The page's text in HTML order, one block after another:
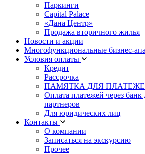
Паркинги
Capital Palace
«Дана Центр»
Продажа вторичного жилья
Новости и акции
Многофункциональные бизнес-
Условия оплаты
Кредит
Рассрочка
ПАМЯТКА ДЛЯ
Оплата платежей через банк
партнеров
Для юридических лиц
Контакты
О компании
Записаться на экскурсию
Прочее